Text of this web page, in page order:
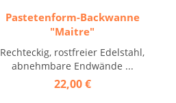
Pastetenform-Backwanne
"Maitre"
Rechteckig, rostfreier Edelstahl,
abnehmbare Endwände ...
22,00 €